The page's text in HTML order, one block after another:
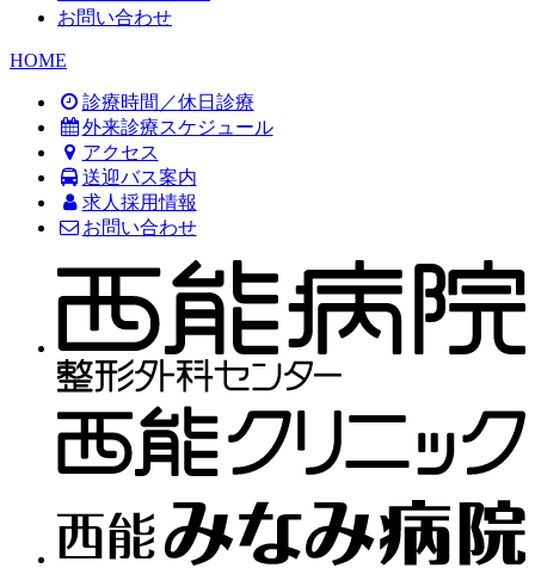
お問い合わせ
HOME
診療時間／休日診療
外来診療スケジュール
アクセス
送迎バス案内
求人採用情報
お問い合わせ